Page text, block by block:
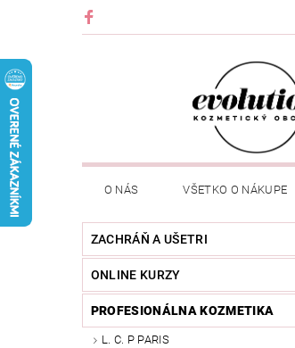
O NÁS VŠETKO O NÁKUPE
ZACHRÁŇ A UŠETRI
ONLINE KURZY
PROFESIONÁLNA KOZMETIKA
L. C. P PARIS